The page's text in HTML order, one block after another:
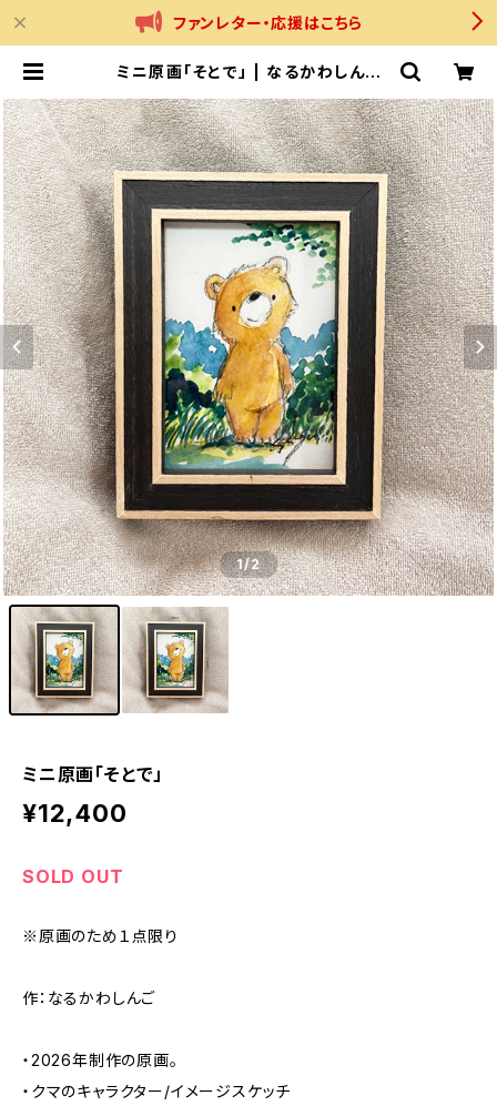
ファンレター・応援はこちら
ミニ原画「そとで」 | なるかわしんご
1/2
ミニ原画「そとで」
¥12,400
SOLD OUT
※原画のため１点限り
作：なるかわしんご
・2026年制作の原画。
・クマのキャラクター/イメージスケッチ